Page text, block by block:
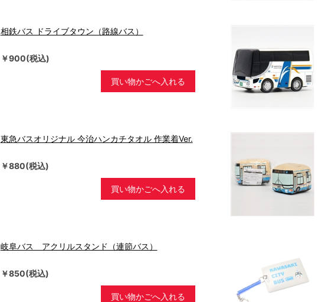
相鉄バス ドライブタウン（路線バス）
￥900(税込)
買い物かごへ入れる
東急バスオリジナル 今治ハンカチタオル 作業着Ver.
￥880(税込)
買い物かごへ入れる
岐阜バス アクリルスタンド（連節バス）
￥850(税込)
買い物かごへ入れる